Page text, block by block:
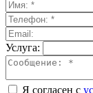
Услуга:
Я согласен с